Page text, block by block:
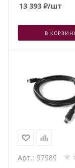
13 393 ₽/шт
В
Арт.: 97989